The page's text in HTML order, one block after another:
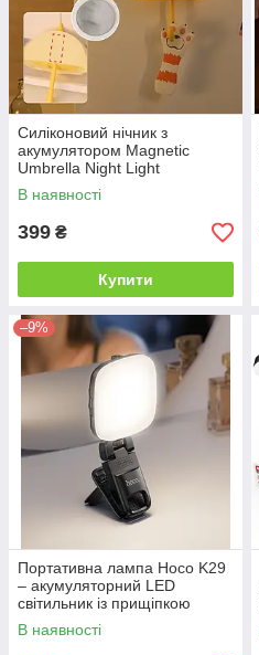
Силіконовий нічник з
акумулятором Magnetic
Umbrella Night Light
В наявності
399 ₴
Купити
–9%
Портативна лампа Hoco K29
– акумуляторний LED
світильник із прищіпкою
В наявності